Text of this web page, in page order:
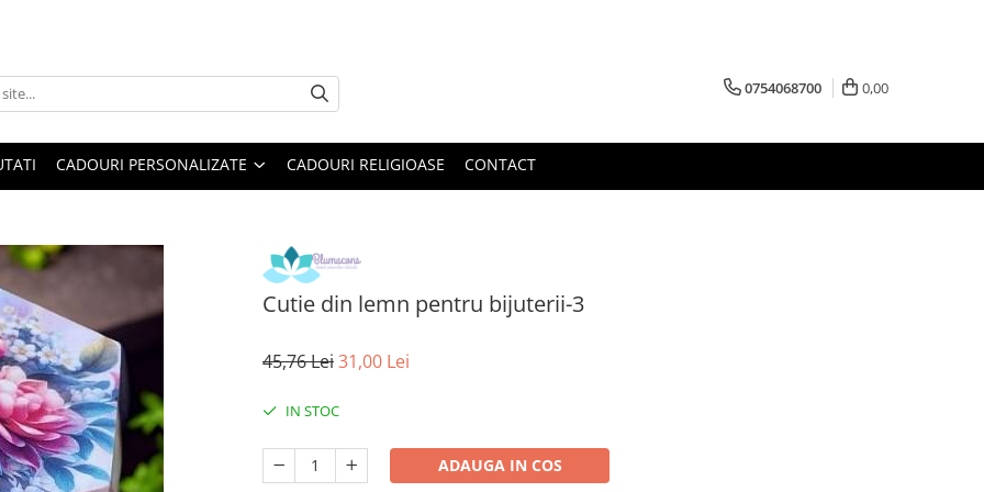
0754068700 0,00
CADOURI PERSONALIZATE CADOURI RELIGIOASE CONTACT
Cutie din lemn pentru bijuterii-3
45,76 Lei31,00 Lei
IN STOC
ADAUGA IN COS